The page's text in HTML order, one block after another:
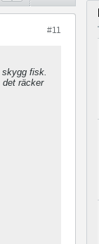
#11
fisk.
det räcker